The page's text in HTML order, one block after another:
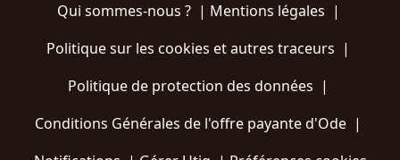
Qui sommes-nous ?| Mentions légales |
Politique sur les cookies et autres traceurs |
Politique de protection des données |
Conditions Générales de l'offre payante d'Ode |